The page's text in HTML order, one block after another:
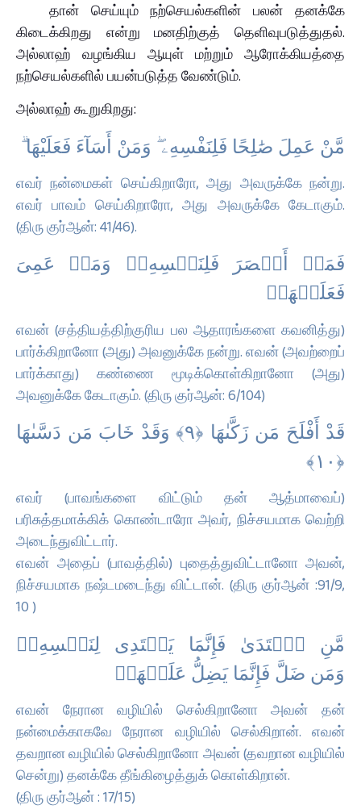
தான் செய்யும் நற்செயல்களின் பலன் தனக்கே
கிடைக்கிறது என்று மனதிற்குத் தெளிவுபடுத்துதல்.
அல்லாஹ் வழங்கிய ஆயுள் மற்றும் ஆரோக்கியத்தை
நற்செயல்களில் பயன்படுத்த வேண்டும்.
அல்லாஹ் கூறுகிறது:
مَّنْ عَمِلَ صَٰلِحًا فَلِنَفْسِهِۦ ۖ وَمَنْ أَسَآءَ فَعَلَيْهَا ۗ
எவர் நன்மைகள் செய்கிறாரோ, அது அவருக்கே நன்று.
எவர் பாவம் செய்கிறாரோ, அது அவருக்கே கேடாகும்.
(திரு குர்ஆன்: 41/46).
فَمَنۡ أَبۡصَرَ فَلِنَفۡسِهِۦۖ وَمَنۡ عَمِیَ
فَعَلَیۡهَاۚ
எவன் (சத்தியத்திற்குரிய பல ஆதாரங்களை கவனித்து)
பார்க்கிறானோ (அது) அவனுக்கே நன்று. எவன் (அவற்றைப்
பார்க்காது) கண்ணை மூடிக்கொள்கிறானோ (அது)
அவனுக்கே கேடாகும். (திரு குர்ஆன்: 6/104)
قَدْ أَفْلَحَ مَن زَكَّىٰهَا ‎﴿٩﴾‏ وَقَدْ خَابَ مَن دَسَّىٰهَا
எவர் (பாவங்களை விட்டும் தன் ஆத்மாவைப்)
பரிசுத்தமாக்கிக் கொண்டாரோ அவர், நிச்சயமாக வெற்றி
அடைந்துவிட்டார்.
எவன் அதைப் (பாவத்தில்) புதைத்துவிட்டானோ அவன்,
நிச்சயமாக நஷ்டமடைந்து விட்டான். (திரு குர்ஆன் :91/9,
10 )
مَّنِ ٱهۡتَدَىٰ فَإِنَّمَا یَهۡتَدِی لِنَفۡسِهِۦۖ
وَمَن ضَلَّ فَإِنَّمَا یَضِلُّ عَلَیۡهَاۚ
எவன் நேரான வழியில் செல்கிறானோ அவன் தன்
நன்மைக்காகவே நேரான வழியில் செல்கிறான். எவன்
தவறான வழியில் செல்கிறானோ அவன் (தவறான வழியில்
சென்று) தனக்கே தீங்கிழைத்துக் கொள்கிறான்.
(திரு குர்ஆன் : 17/15)